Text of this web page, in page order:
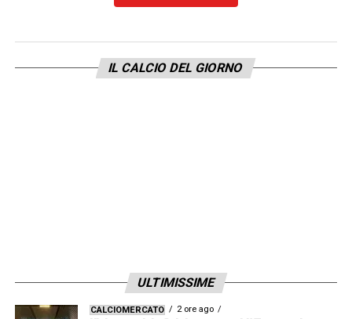
IL CALCIO DEL GIORNO
ULTIMISSIME
CALCIOMERCATO 2 ore ago